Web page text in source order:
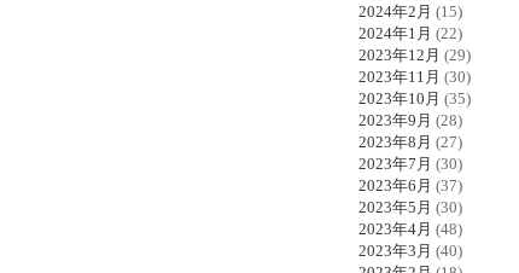
2024年2月 (15)
2024年1月 (22)
2023年12月 (29)
2023年11月 (30)
2023年10月 (35)
2023年9月 (28)
2023年8月 (27)
2023年7月 (30)
2023年6月 (37)
2023年5月 (30)
2023年4月 (48)
2023年3月 (40)